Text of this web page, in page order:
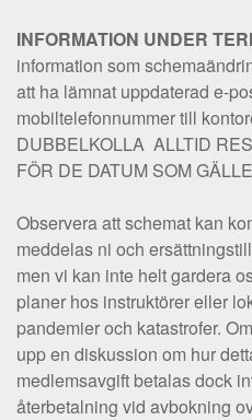
INFORMATION UNDER
information som
att ha lämnat uppdaterad e-
mobiltelefonnummer till
DUBBELKOLLA ALLTID
FÖR DE DATUM SOM
Observera att schemat kan
meddelas ni och
men vi kan inte helt gardera
planer hos instruktörer eller
pandemier och katastrofer.
upp en diskussion om hur
medlemsavgift betalas dock
återbetalning vid avbokning